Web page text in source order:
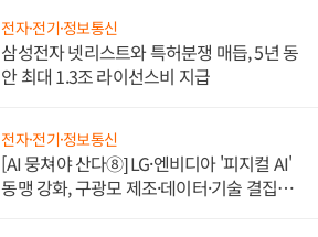
전자·전기·정보통신
삼성전자 넷리스트와 특허분쟁 매듭, 5년 동
안 최대 1.3조 라이선스비 지급
전자·전기·정보통신
[AI 뭉쳐야 산다⑧] LG·엔비디아 '피지컬 AI'
동맹 강화, 구광모 제조·데이터·기술 결집